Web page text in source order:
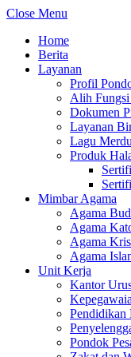
Close Menu
Home
Berita
Layanan
Profil
Alih
Dokumen
Layanan
Lagu Merdu
Produk
Mimbar Agama
Agama
Agama
Agama
Agama
Unit Kerja
Kantor
Pendidikan
Pondok